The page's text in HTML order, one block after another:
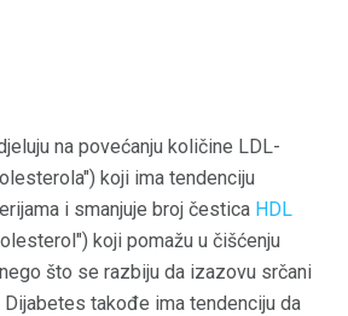
na povećanju količine LDL-
koji ima tendenciju
i smanjuje broj čestica HDL
koji pomažu u čišćenju
što se razbiju da izazovu srčani
Dijabetes takođe ima tendenciju da